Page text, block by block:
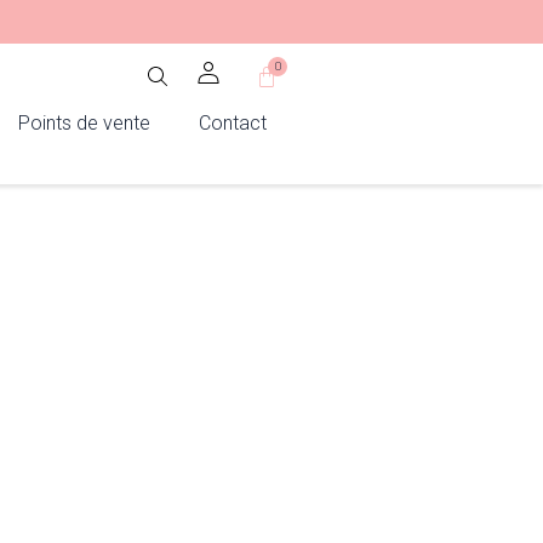
0
Panier
Points de vente Contact